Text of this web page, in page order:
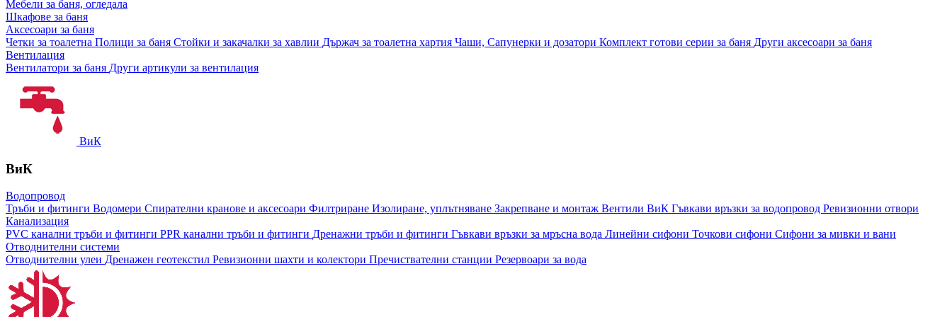
Мебели за баня, огледала
Шкафове за баня
Аксесоари за баня
Четки за тоалетна Полици за баня Стойки и закачалки за хавлии Държач за тоалетна хартия Чаши, Сапунерки и дозатори Комплект готови серии за баня Други аксесоари за баня
Вентилация
Вентилатори за баня Други артикули за вентилация
ВиК
ВиК
Водопровод
Тръби и фитинги Водомери Спирателни кранове и аксесоари Филтриране Изолиране, уплътняване Закрепване и монтаж Вентили ВиК Гъвкави връзки за водопровод Ревизионни отвори
Канализация
PVC канални тръби и фитинги PPR канални тръби и фитинги Дренажни тръби и фитинги Гъвкави връзки за мръсна вода Линейни сифони Точкови сифони Сифони за мивки и вани
Отводнителни системи
Отводнителни улеи Дренажен геотекстил Ревизионни шахти и колектори Пречиствателни станции Резервоари за вода